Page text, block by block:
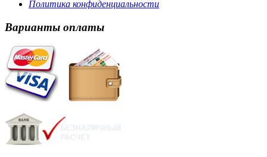
Политика конфиденциальности
Варианты оплаты